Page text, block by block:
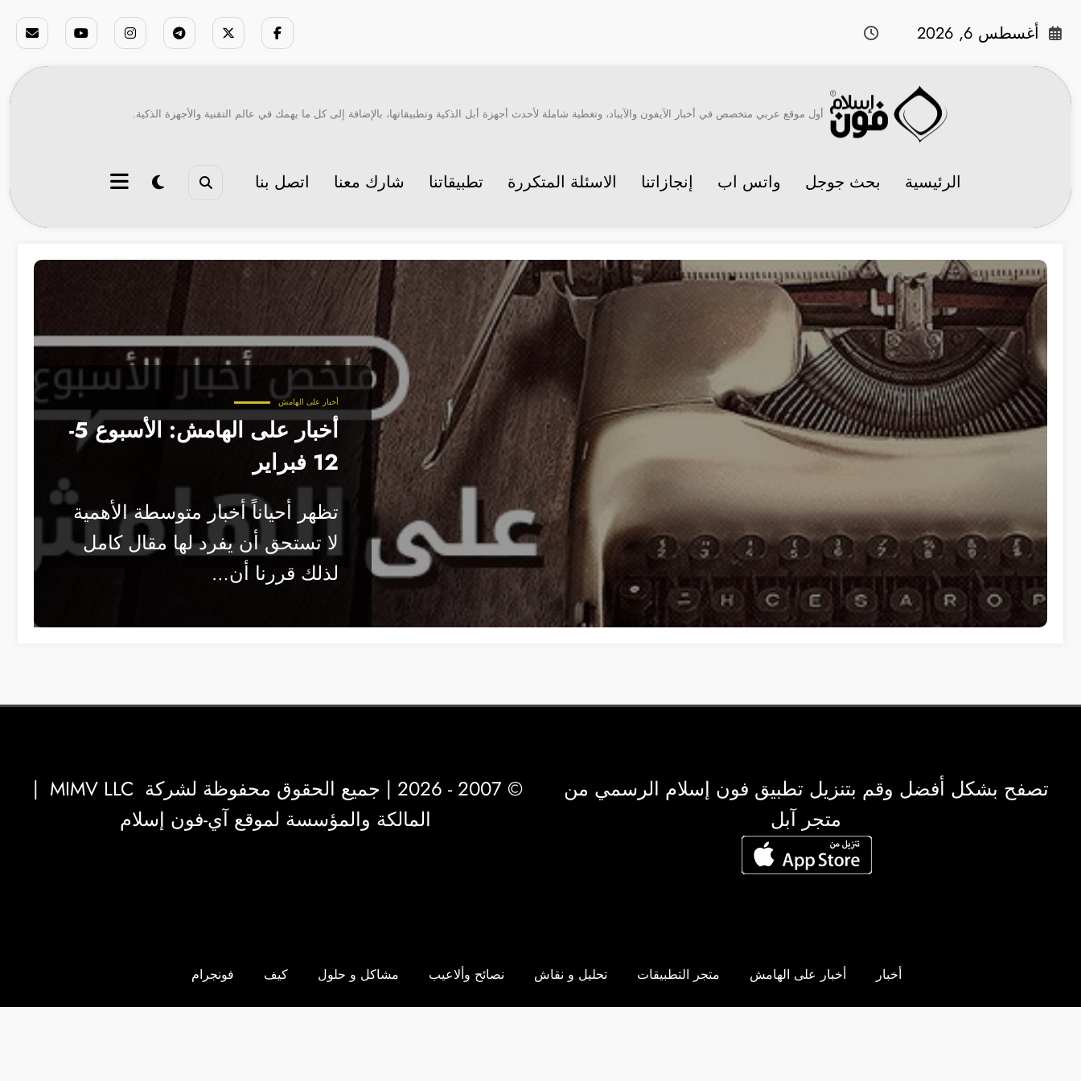
أغسطس 6, 2026
أول موقع عربي متخصص في أخبار الآيفون والآيباد، وتغطية شاملة لأحدث أجهزة أبل الذكية وتطبيقاتها، بالإضافة إلى كل ما يهمك في عالم التقنية والأجهزة الذكية.
الرئيسية بحث جوجل واتس اب إنجازاتنا الاسئلة المتكررة تطبيقاتنا شارك معنا اتصل بنا
أخبار على الهامش
أخبار على الهامش: الأسبوع 5-
12 فبراير
تظهر أحياناً أخبار متوسطة الأهمية
لا تستحق أن يفرد لها مقال كامل
لذلك قررنا أن…
تصفح بشكل أفضل وقم بتنزيل تطبيق فون إسلام الرسمي من
متجر آبل
© 2007 - 2026 | جميع الحقوق محفوظة لشركة MIMV LLC
|
المالكة والمؤسسة لموقع آي-فون إسلام
أخبار أخبار على الهامش متجر التطبيقات تحليل و نقاش نصائح وألاعيب مشاكل و حلول كيف فونجرام